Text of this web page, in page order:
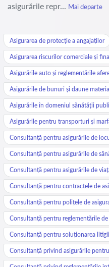
asigurările repr... Mai departe
Asigurarea de protecție a angajaților
Asigurarea riscurilor comerciale și
Asigurările auto și reglementările
Asigurările de bunuri și daune
Asigurările în domeniul sănătății
Asigurările pentru transporturi și
Consultanță pentru asigurările de
Consultanță pentru asigurările de
Consultanță pentru asigurările de
Consultanță pentru contractele de
Consultanță pentru polițele de
Consultanță pentru reglementările
Consultanță pentru soluționarea
Consultanță privind asigurările